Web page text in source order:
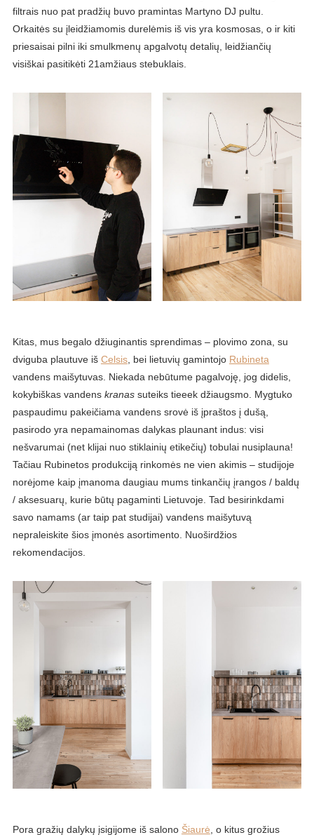
filtrais nuo pat pradžių buvo pramintas Martyno DJ pultu.
Orkaitės su įleidžiamomis durelėmis iš vis yra kosmosas, o ir kiti
priesaisai pilni iki smulkmenų apgalvotų detalių, leidžiančių
visiškai pasitikėti 21amžiaus stebuklais.
Kitas, mus begalo džiuginantis sprendimas – plovimo zona, su
dviguba plautuve iš Celsis, bei lietuvių gamintojo Rubineta
vandens maišytuvas. Niekada nebūtume pagalvoję, jog didelis,
kokybiškas vandens kranassuteiks tieeek džiaugsmo. Mygtuko
paspaudimu pakeičiama vandens srovė iš įpraštos į dušą,
pasirodo yra nepamainomas dalykas plaunant indus: visi
nešvarumai (net klijai nuo stiklainių etikečių) tobulai nusiplauna!
Tačiau Rubinetos produkciją rinkomės ne vien akimis – studijoje
norėjome kaip įmanoma daugiau mums tinkančių įrangos / baldų
/ aksesuarų, kurie būtų pagaminti Lietuvoje. Tad besirinkdami
savo namams (ar taip pat studijai) vandens maišytuvą
nepraleiskite šios įmonės asortimento. Nuoširdžios
rekomendacijos.
Pora gražių dalykų įsigijome iš salono Šiaurė, o kitus grožius